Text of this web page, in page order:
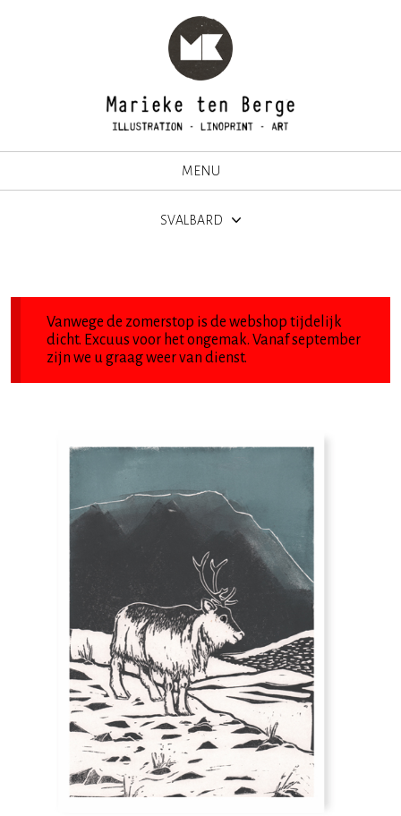
MENU
SVALBARD
Vanwege de zomerstop is de webshop tijdelijk
dicht. Excuus voor het ongemak. Vanaf september
zijn we u graag weer van dienst.